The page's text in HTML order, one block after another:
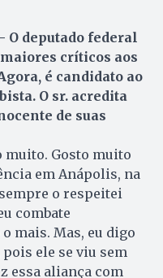
O deputado federal
críticos aos
é candidato ao
O sr. acredita
de suas
muito. Gosto muito
em Anápolis, na
o respeitei
combate
mais. Mas, eu digo
ele se viu sem
essa aliança com